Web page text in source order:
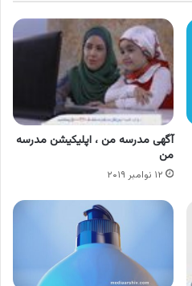
آگهی مدرسه من ، اپلیکیشن مدرسه
من
۱۲ نوامبر ۲۰۱۹